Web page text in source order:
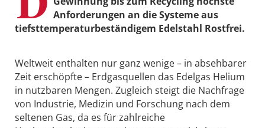
Anforderungen an die Systeme aus
tiefsttemperaturbeständigem Edelstahl Rostfrei.
Weltweit enthalten nur ganz wenige – in absehbarer
Zeit erschöpfte – Erdgasquellen das Edelgas Helium
in nutzbaren Mengen. Zugleich steigt die Nachfrage
von Industrie, Medizin und Forschung nach dem
seltenen Gas, da es für zahlreiche